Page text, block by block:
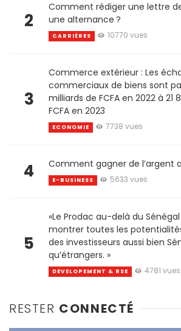
2
Comment rédiger une lettre
une alternance ?
CARRIÈRES 10770 vues
3
Commerce extérieur : Les
commerciaux de biens sont
milliards de FCFA en 2022 à 21
FCFA en 2023
ECONOMIE 7738 vues
4 Comment gagner de l’argent
E-BUSINESS 5633 vues
5
«Le Prodac au-delà du
montrer toutes les
des investisseurs aussi bien
qu’étrangers. »
DEVELOPEMENT & RSE 4781 vues
RESTER CONNECTÉ